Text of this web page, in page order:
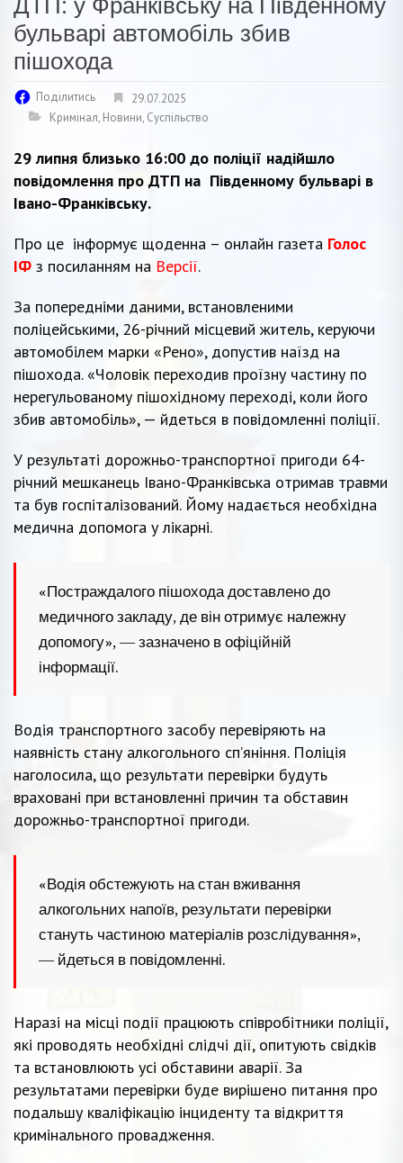
бульварі автомобіль збив
пішохода
Поділитись
29.07.2025
Кримінал, Новини, Суспільство
29 липня близько 16:00 до поліції надійшло
повідомлення про ДТП на Південному бульварі в
Івано-Франківську.
Про це інформує щоденна – онлайн газета Голос
ІФ з посиланням на Версії.
За попередніми даними, встановленими
поліцейськими, 26-річний місцевий житель, керуючи
автомобілем марки «Рено», допустив наїзд на
пішохода. «Чоловік переходив проїзну частину по
нерегульованому пішохідному переході, коли його
збив автомобіль», — йдеться в повідомленні поліції.
У результаті дорожньо-транспортної пригоди 64-
річний мешканець Івано-Франківська отримав травми
та був госпіталізований. Йому надається необхідна
медична допомога у лікарні.
«Постраждалого пішохода доставлено до
медичного закладу, де він отримує належну
допомогу», — зазначено в офіційній
інформації.
Водія транспортного засобу перевіряють на
наявність стану алкогольного сп’яніння. Поліція
наголосила, що результати перевірки будуть
враховані при встановленні причин та обставин
дорожньо-транспортної пригоди.
«Водія обстежують на стан вживання
алкогольних напоїв, результати перевірки
стануть частиною матеріалів розслідування»,
— йдеться в повідомленні.
Наразі на місці події працюють співробітники поліції,
які проводять необхідні слідчі дії, опитують свідків
та встановлюють усі обставини аварії. За
результатами перевірки буде вирішено питання про
подальшу кваліфікацію інциденту та відкриття
кримінального провадження.